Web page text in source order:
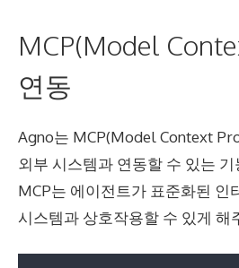
MCP(Model
연동
Agno는 MCP(Model Context
외부 시스템과 연동할 수 있는
MCP는 에이전트가 표준화된 인
시스템과 상호작용할 수 있게 해